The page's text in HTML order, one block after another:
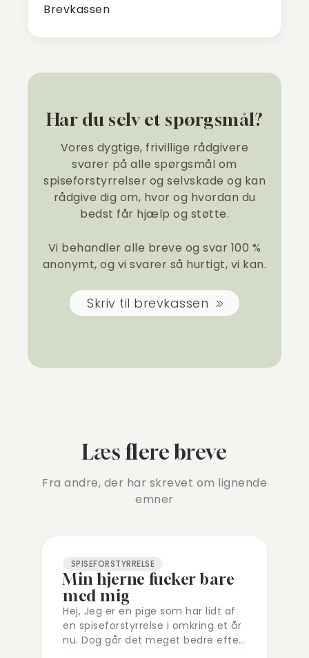
Brevkassen
Har du selv et spørgsmål?
Vores dygtige, frivillige rådgivere
svarer på alle spørgsmål om
spiseforstyrrelser og selvskade og kan
rådgive dig om, hvor og hvordan du
bedst får hjælp og støtte.
Vi behandler alle breve og svar 100 %
anonymt, og vi svarer så hurtigt, vi kan.
Skriv til brevkassen
Læs flere breve
Fra andre, der har skrevet om lignende
emner
SPISEFORSTYRRELSE
Min hjerne fucker bare
med mig
Hej, Jeg er en pige som har lidt af
en spiseforstyrrelse i omkring et år
nu. Dog går det meget bedre efter